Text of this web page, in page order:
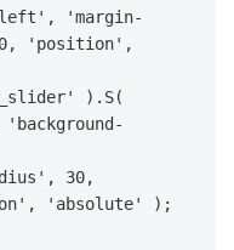
'position',
'absolute' );